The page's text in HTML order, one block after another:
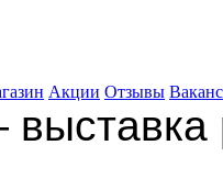
Акции Отзывы